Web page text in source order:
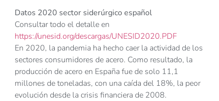
Datos 2020 sector siderúrgico español
Consultar todo el detalle en
https://unesid.org/descargas/UNESID2020.PDF
En 2020, la pandemia ha hecho caer la actividad de los
sectores consumidores de acero. Como resultado, la
producción de acero en España fue de solo 11,1
millones de toneladas, con una caída del 18%, la peor
evolución desde la crisis financiera de 2008.